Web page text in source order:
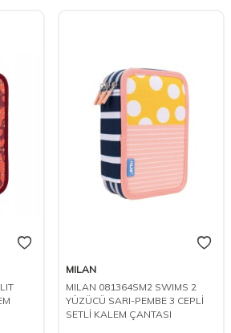
MILAN
MILAN 081364SM2 SWIMS 2
YÜZÜCÜ SARI-PEMBE 3 CEPLİ
SETLİ KALEM ÇANTASI